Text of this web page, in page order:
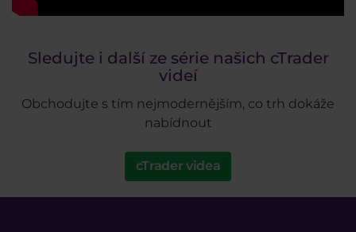
Sledujte i další ze série našich cTrader
videí
Obchodujte s tím nejmodernějším, co trh dokáže
nabídnout
cTrader videa